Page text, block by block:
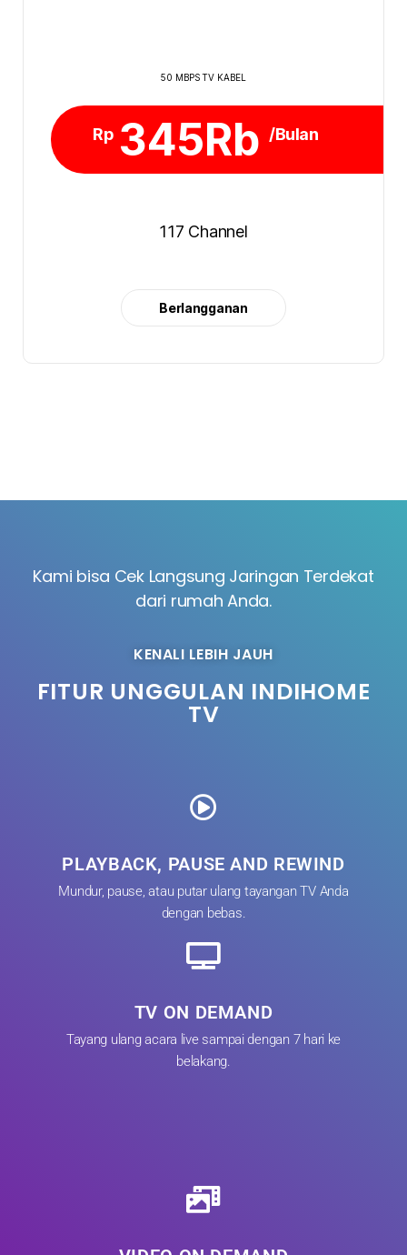
50 MBPS TV KABEL
Rp 345Rb /Bulan
117 Channel
Berlangganan
Kami bisa Cek Langsung Jaringan Terdekat
dari rumah Anda.
KENALI LEBIH JAUH
FITUR UNGGULAN INDIHOME
TV
PLAYBACK, PAUSE AND REWIND
Mundur, pause, atau putar ulang tayangan TV Anda
dengan bebas.
TV ON DEMAND
Tayang ulang acara live sampai dengan 7 hari ke
belakang.